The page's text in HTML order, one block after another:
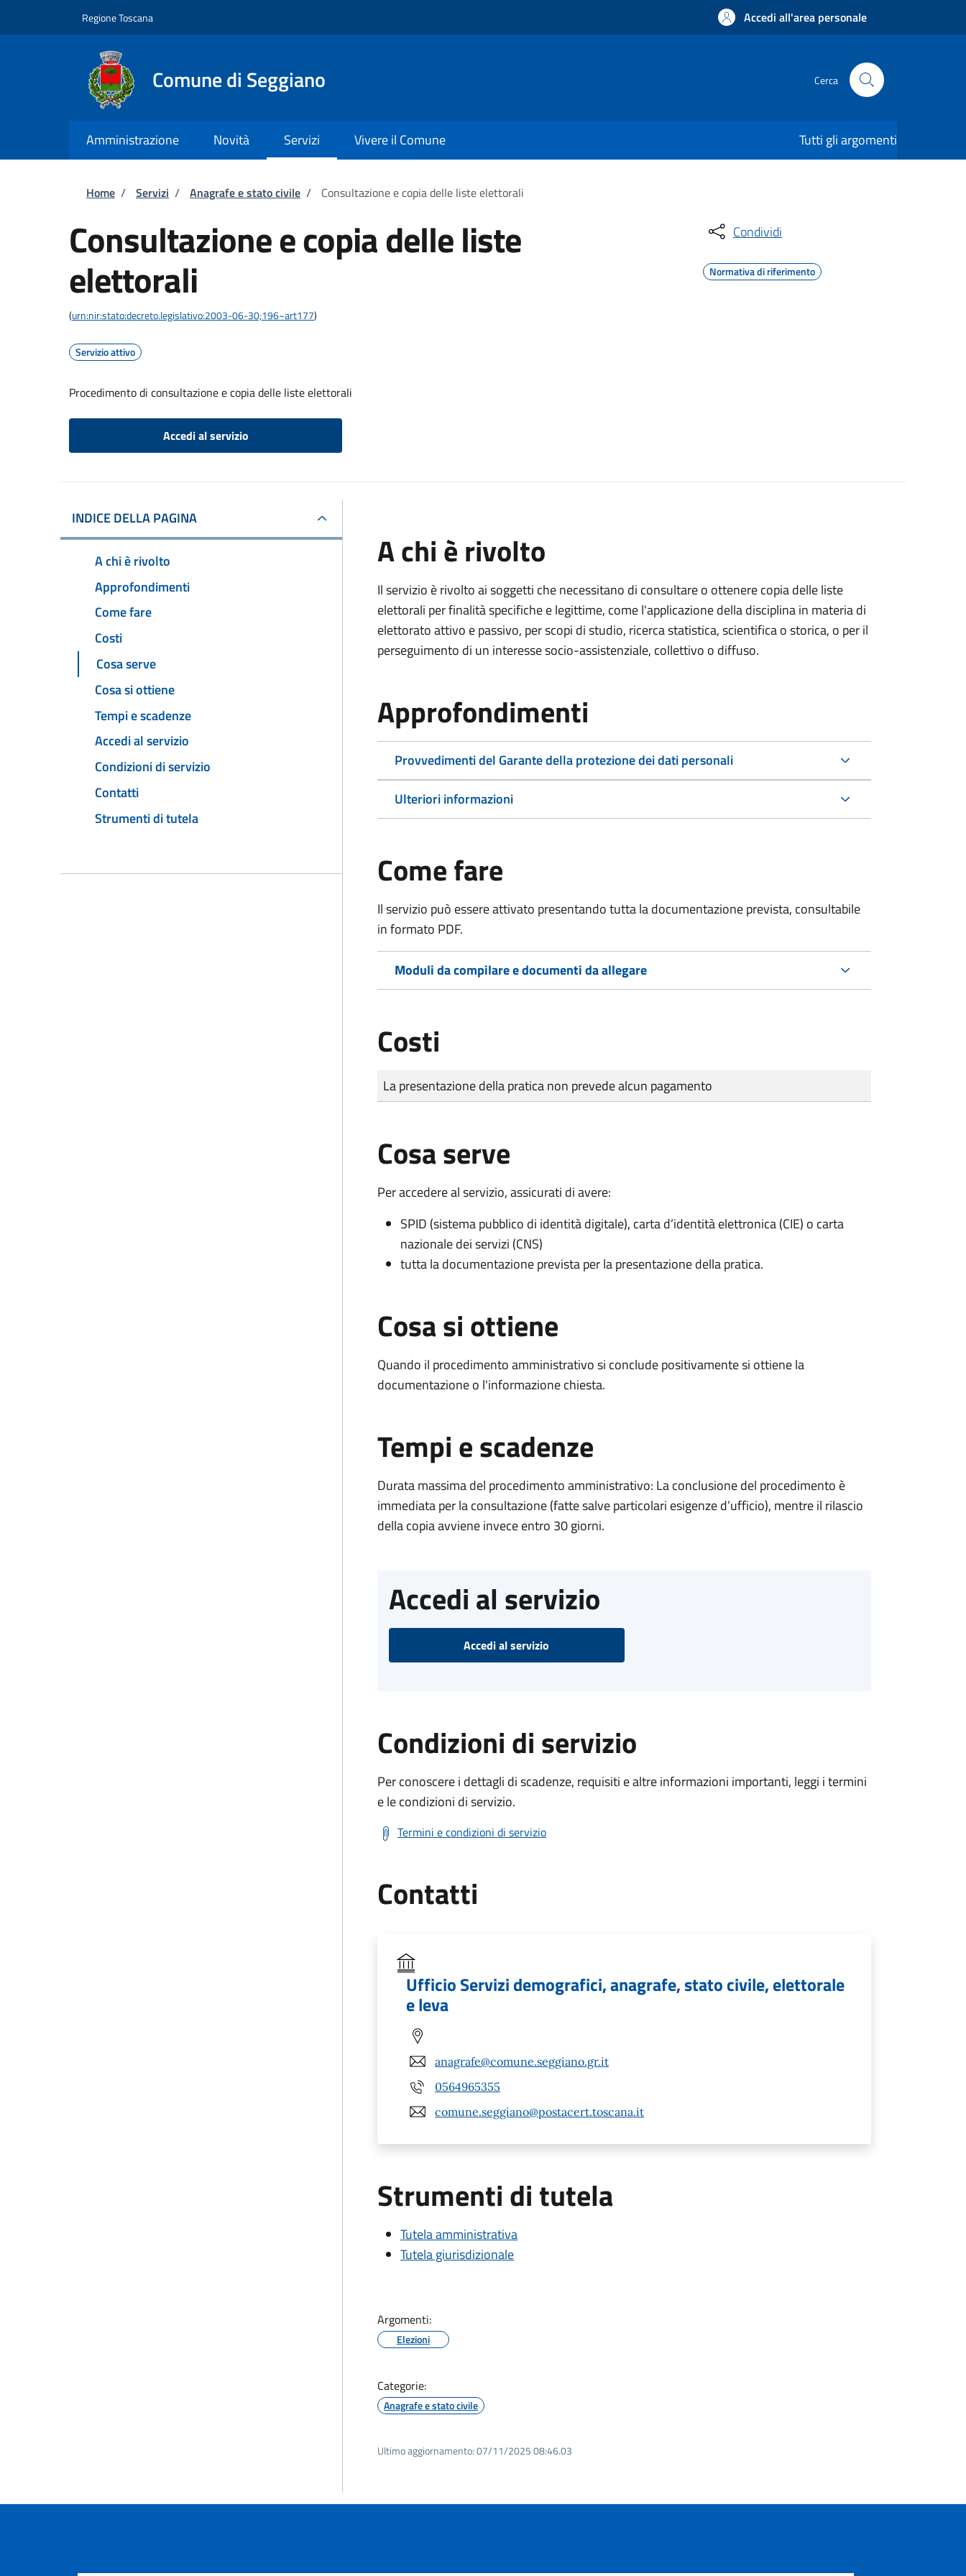
Regione Toscana Accedi all'area personale
Comune di Seggiano Cerca
Amministrazione Novità Servizi Vivere il Comune Tutti gli argomenti
Briciole di pane
Home / Servizi / Anagrafe e stato civile / Consultazione e copia delle liste elettorali
Consultazione e copia delle liste
elettorali
(urn:nir:stato:decreto.legislativo:2003-06-30;196~art177)
Servizio attivo
Procedimento di consultazione e copia delle liste elettorali
Accedi al servizio
Condividi
Normativa di riferimento
INDICE DELLA PAGINA
A chi è rivolto
Approfondimenti
Come fare
Costi
Cosa serve
Cosa si ottiene
Tempi e scadenze
Accedi al servizio
Condizioni di servizio
Contatti
Strumenti di tutela
A chi è rivolto
Il servizio è rivolto ai soggetti che necessitano di consultare o ottenere copia delle liste
elettorali per finalità specifiche e legittime, come l'applicazione della disciplina in materia di
elettorato attivo e passivo, per scopi di studio, ricerca statistica, scientifica o storica, o per il
perseguimento di un interesse socio-assistenziale, collettivo o diffuso.
Approfondimenti
Provvedimenti del Garante della protezione dei dati personali
Ulteriori informazioni
Come fare
Il servizio può essere attivato presentando tutta la documentazione prevista, consultabile
in formato PDF.
Moduli da compilare e documenti da allegare
Costi
Tipo di pagamento
Importo
La presentazione della pratica non prevede alcun pagamento
Cosa serve
Per accedere al servizio, assicurati di avere:
SPID (sistema pubblico di identità digitale), carta d’identità elettronica (CIE) o carta
nazionale dei servizi (CNS)
tutta la documentazione prevista per la presentazione della pratica.
Cosa si ottiene
Quando il procedimento amministrativo si conclude positivamente si ottiene la
documentazione o l'informazione chiesta.
Tempi e scadenze
Durata massima del procedimento amministrativo: La conclusione del procedimento è
immediata per la consultazione (fatte salve particolari esigenze d’ufficio), mentre il rilascio
della copia avviene invece entro 30 giorni.
Accedi al servizio
Accedi al servizio
Condizioni di servizio
Per conoscere i dettagli di scadenze, requisiti e altre informazioni importanti, leggi i termini
e le condizioni di servizio.
Termini e condizioni di servizio
Contatti
Ufficio Servizi demografici, anagrafe, stato civile, elettorale
e leva
anagrafe@comune.seggiano.gr.it
0564965355
comune.seggiano@postacert.toscana.it
Strumenti di tutela
Tutela amministrativa
Tutela giurisdizionale
Argomenti:
Elezioni
Categorie:
Anagrafe e stato civile
Ultimo aggiornamento:07/11/2025 08:46.03